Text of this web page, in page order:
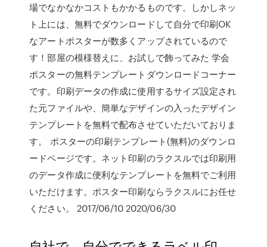
場でなかなかコストもかかるものです。しかしネッ
ト上には、無料でダウンロードして自分で印刷OK
なアートポスターが数多くアップされているので
す！部屋の模様替えに、お試しで飾ってみた 学会
ポスターの無料テンプレートダウンロードコーナー
です。印刷データの作成に使用するサイズ設定され
た元ファイルや、簡単なデザインの入ったデザイン
テンプレートを無料で配布させていただいておりま
す。 ポスターの印刷テンプレート(無料)のダウンロ
ードページです。ネット印刷のラクスルでは印刷用
のデータ作成に便利なテンプレートを無料でご利用
いただけます。ポスター印刷ならラクスルにお任せ
ください。 2017/06/10 2020/06/30